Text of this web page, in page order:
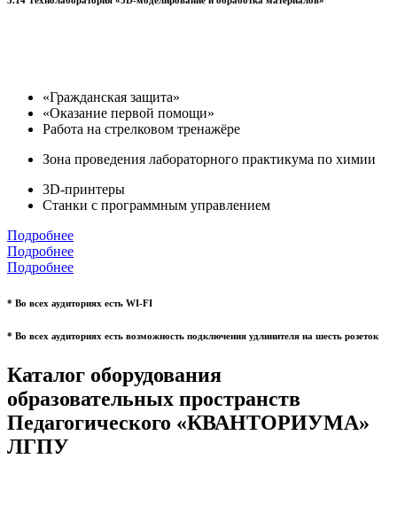
«Гражданская защита»
«Оказание первой помощи»
Работа на стрелковом тренажёре
Зона проведения лабораторного практикума по химии
3D-принтеры
Станки с программным управлением
Подробнее
Подробнее
Подробнее
* Во всех аудиториях есть WI-FI
* Во всех аудиториях есть возможность подключения удлинителя на шесть розеток
Каталог оборудования
образовательных пространств
Педагогического «КВАНТОРИУМА»
ЛГПУ